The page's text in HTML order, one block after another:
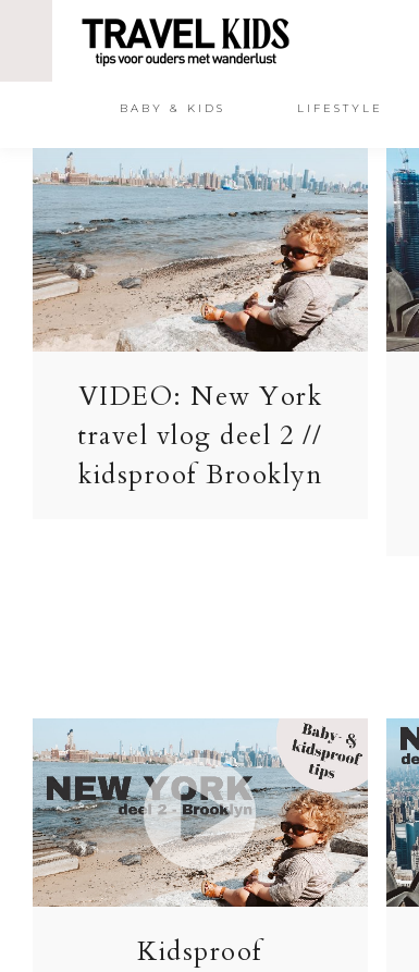
BABY & KIDS LIFESTYLE
VIDEO: New York
travel vlog deel 2 //
kidsproof Brooklyn
Kidsproof